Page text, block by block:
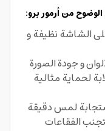
الشاشة نظيفة و
و جودة الصورة
لحماية مثالية
لمس دقيقة
الفقاعات